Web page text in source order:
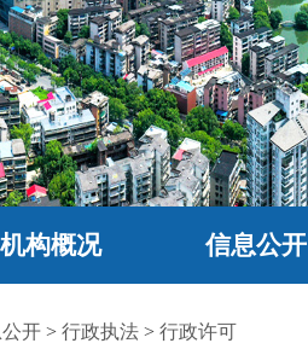
机构概况 信息公开
开 > 行政执法 > 行政许可